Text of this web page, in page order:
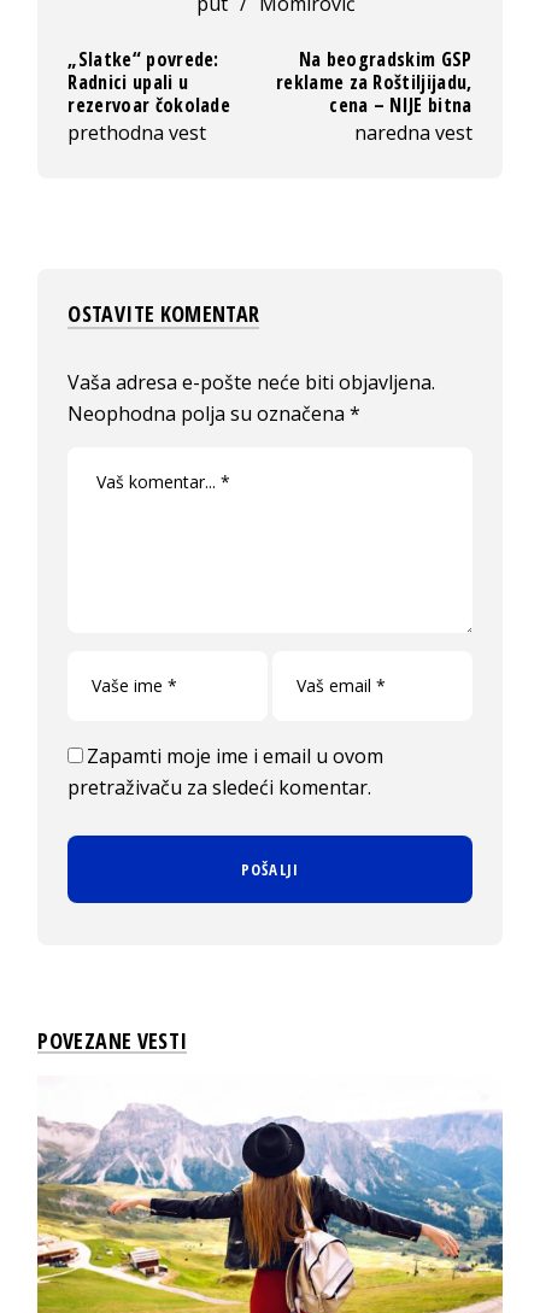
„Slatke“ povrede:
Radnici upali u
rezervoar čokolade
prethodna vest
Na beogradskim GSP
reklame za Roštiljijadu,
cena – NIJE bitna
naredna vest
OSTAVITE KOMENTAR
Vaša adresa e-pošte neće biti objavljena.
Neophodna polja su označena*
Zapamti moje ime i email u ovom
pretraživaču za sledeći komentar.
POVEZANE VESTI